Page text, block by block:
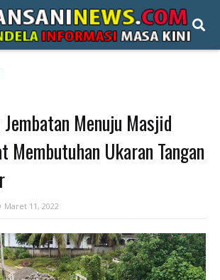
Jembatan Menuju Masjid
Membutuhan Ukaran Tangan
Maret 11, 2022